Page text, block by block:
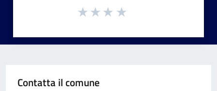
Contatta il comune